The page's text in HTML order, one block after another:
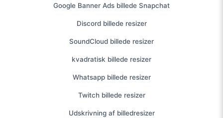
Google Banner Ads billede Snapchat
Discord billede resizer
SoundCloud billede resizer
kvadratisk billede resizer
Whatsapp billede resizer
Twitch billede resizer
Udskrivning af billedresizer